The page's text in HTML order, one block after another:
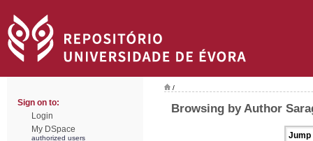
Sign on to:
Login
My DSpace
authorized users
/
Browsing by Author
Jump